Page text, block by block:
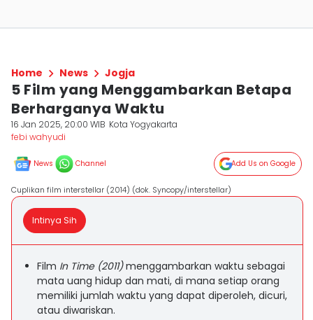
Home News Jogja
5 Film yang Menggambarkan Betapa
Berharganya Waktu
16 Jan 2025, 20:00 WIB Kota Yogyakarta
febi wahyudi
News Channel Add Us on Google
Cuplikan film interstellar (2014) (dok. Syncopy/interstellar)
Intinya Sih
Film In Time (2011)menggambarkan waktu sebagai
mata uang hidup dan mati, di mana setiap orang
memiliki jumlah waktu yang dapat diperoleh, dicuri,
atau diwariskan.